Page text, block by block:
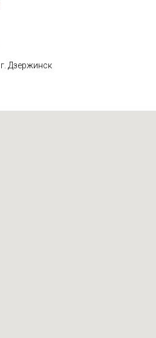
Дзержинск